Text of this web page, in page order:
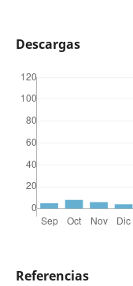
Descargas
Referencias